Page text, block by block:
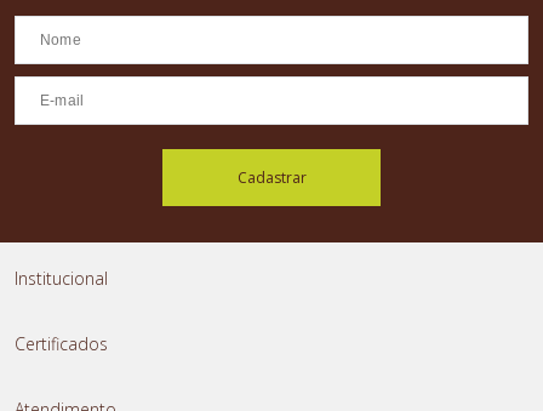
Cadastrar
Institucional
Certificados